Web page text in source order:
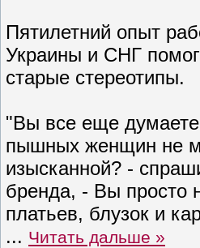
Пятилетний опыт
Украины и СНГ
старые стереотипы.
"Вы все еще
пышных женщин не
изысканной? -
бренда, - Вы просто
платьев, блузок и
... Читать дальше »